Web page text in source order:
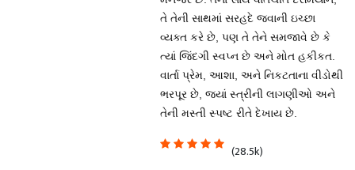
તે તેની સાથમાં સરહદે જવાની ઇચ્છા
વ્યક્ત કરે છે, પણ તે તેને સમજાવે છે કે
ત્યાં જિંદગી સ્વપ્ન છે અને મોત હકીકત.
વાર્તા પ્રેમ, આશા, અને નિકટતાના વીડોથી
ભરપૂર છે, જ્યાં સ્ત્રીની લાગણીઓ અને
તેની મસ્તી સ્પષ્ટ રીતે દેખાય છે.
(28.5k)